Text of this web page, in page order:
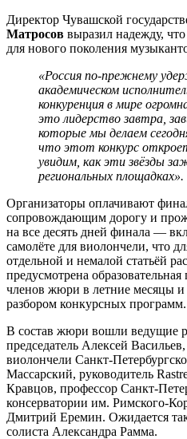
Директор Чувашской
Матросов выразил надежду,
для нового поколения
«Россия по-прежнему
академическом
конкуренция в мире
это лидерство завтра,
которые мы делаем
что этот конкурс
увидим, как эти звёзды
региональных площадках».
Организаторы оплачивают
сопровождающим дорогу и
на все десять дней финала —
самолёте для виолончели, что
отдельной и немалой статьёй
предусмотрена
членов жюри в летние месяцы и
разбором конкурсных программ.
В состав жюри вошли ведущие
председатель Алексей
виолончели Санкт-
Массарский, руководитель
Кравцов, профессор Санкт-
консерватории им. Римского-
Дмитрий Еремин. Ожидается
солиста Александра Рамма.